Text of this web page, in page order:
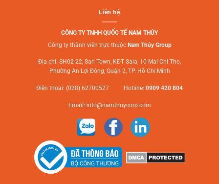
Liên hệ
CÔNG TY TNHH QUỐC TẾ NAM THỦY
Công ty thành viên trực thuộc Nam Thủy Group
Địa chỉ: SH02-22, Sari Town, KĐT Sala, 10 Mai Chí Thọ,
Phường An Lợi Đông, Quận 2, TP. Hồ Chí Minh
Điện thoại: (028) 62700527 Hotline: 0909 420 804
Email: info@namthuycorp.com